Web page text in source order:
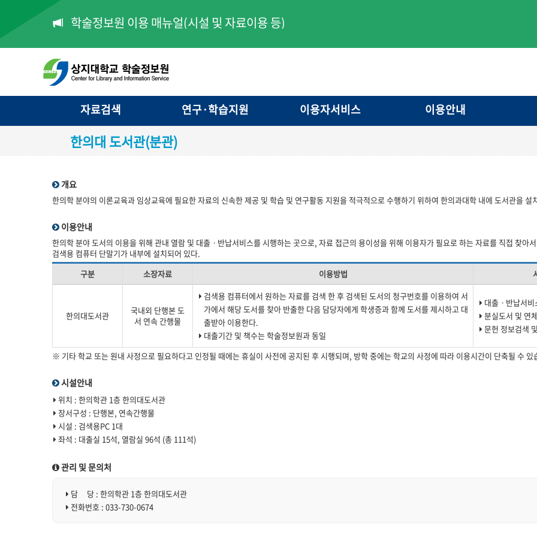
학술정보원 이용 매뉴얼(시설 및 자료이용 등)
자료검색 연구·학습지원 이용자서비스 이용안내
한의대 도서관(분관)
개요
한의학 분야의 이론교육과 임상교육에 필요한 자료의 신속한 제공 및 학습 및 연구활동 지원을 적극적으로 수행하기 위하여 한의과대학 내에 도서관을 설
이용안내
한의학 분야 도서의 이용을 위해 관내 열람 및 대출ㆍ반납서비스를 시행하는 곳으로, 자료 접근의 용이성을 위해 이용자가 필요로 하는 자료를 직접 찾아
검색용 컴퓨터 단말기가 내부에 설치되어 있다.
구분
소장자료 이용방법
한의대도서관
국내외 단행본 도
서 연속 간행물
검색용 컴퓨터에서 원하는 자료를 검색 한 후 검색된 도서의 청구번호를 이용하여 서
가에서 해당 도서를 찾아 반출한 다음 담당자에게 학생증과 함께 도서를 제시하고 대
출받아 이용한다.
대출기간 및 책수는 학술정보원과 동일
대출ㆍ반납서비
분실도서 및 연
문헌 정보검색
※ 기타 학교 또는 원내 사정으로 필요하다고 인정될 때에는 휴실이 사전에 공지된 후 시행되며, 방학 중에는 학교의 사정에 따라 이용시간이 단축될 수 있
시설안내
위치 : 한의학관 1층 한의대도서관
장서구성 : 단행본, 연속간행물
시설 : 검색용PC 1대
좌석 : 대출실 15석, 열람실 96석 (총 111석)
관리 및 문의처
담 당 : 한의학관 1층 한의대도서관
전화번호 : 033-730-0674